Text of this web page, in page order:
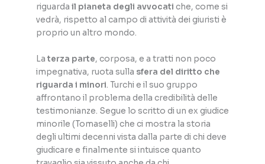
riguarda il pianeta degli avvocati che, come si
vedrà, rispetto al campo di attività dei giuristi è
proprio un altro mondo.
La terza parte, corposa, e a tratti non poco
impegnativa, ruota sulla sfera del diritto che
riguarda i minori. Turchi e il suo gruppo
affrontano il problema della credibilità delle
testimonianze. Segue lo scritto di un ex giudice
minorile (Tomaselli) che ci mostra la storia
degli ultimi decenni vista dalla parte di chi deve
giudicare e finalmente si intuisce quanto